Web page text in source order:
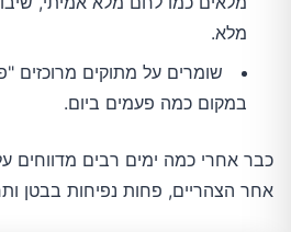
מלא.
שומרים על מתוקים מרוכזים
במקום כמה פעמים ביום.
כבר אחרי כמה ימים רבים מדווחים
אחר הצהריים, פחות נפיחות בבטן